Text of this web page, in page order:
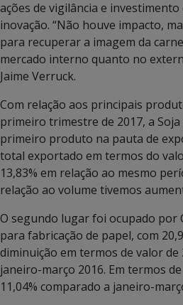
ações de vigilância e
inovação. “Não houve impacto,
para recuperar a imagem da
mercado interno quanto no
Jaime Verruck.
Com relação aos principais
primeiro trimestre de 2017, a
primeiro produto na pauta de
total exportado em termos do
13,83% em relação ao mesmo
relação ao volume tivemos
O segundo lugar foi ocupado por
para fabricação de papel, com
diminuição em termos de valor de
janeiro-março 2016. Em termos
11,04% comparado a janeiro-